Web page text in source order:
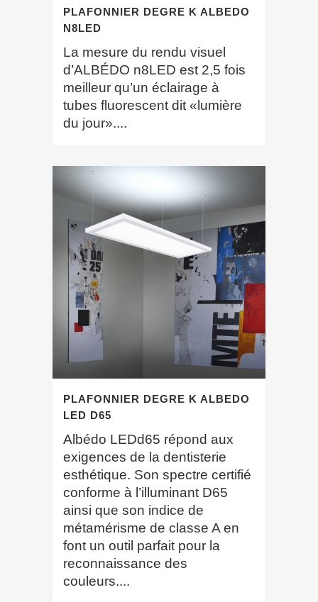
PLAFONNIER DEGRE K ALBEDO
N8LED
La mesure du rendu visuel
d’ALBÉDO n8LED est 2,5 fois
meilleur qu’un éclairage à
tubes fluorescent dit «lumière
du jour»....
PLAFONNIER DEGRE K ALBEDO
LED D65
Albédo LEDd65 répond aux
exigences de la dentisterie
esthétique. Son spectre certifié
conforme à l’illuminant D65
ainsi que son indice de
métamérisme de classe A en
font un outil parfait pour la
reconnaissance des
couleurs....